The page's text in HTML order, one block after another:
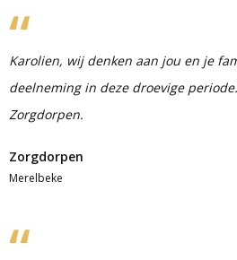
Karolien, wij denken aan jou en je
deelneming in deze droevige
Zorgdorpen.
Zorgdorpen
Merelbeke